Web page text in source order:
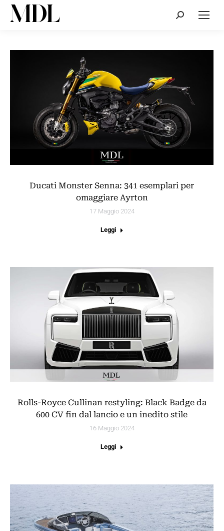
Cerca:
Ducati Monster Senna: 341 esemplari per
omaggiare Ayrton
17 Maggio 2024
Leggi
Rolls-Royce Cullinan restyling: Black Badge da
600 CV fin dal lancio e un inedito stile
16 Maggio 2024
Leggi